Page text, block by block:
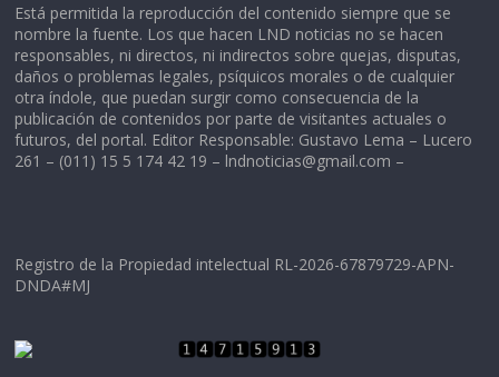
Está permitida la reproducción del contenido siempre que se
nombre la fuente. Los que hacen LND noticias no se hacen
responsables, ni directos, ni indirectos sobre quejas, disputas,
daños o problemas legales, psíquicos morales o de cualquier
otra índole, que puedan surgir como consecuencia de la
publicación de contenidos por parte de visitantes actuales o
futuros, del portal. Editor Responsable: Gustavo Lema – Lucero
261 – (011) 15 5 174 42 19 – lndnoticias@gmail.com –
Registro de la Propiedad intelectual RL-2026-67879729-APN-
DNDA#MJ